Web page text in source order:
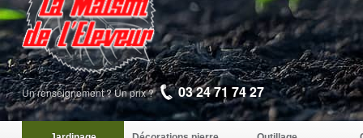
Un renseignement ? Un prix ? 03 24 71 74 27